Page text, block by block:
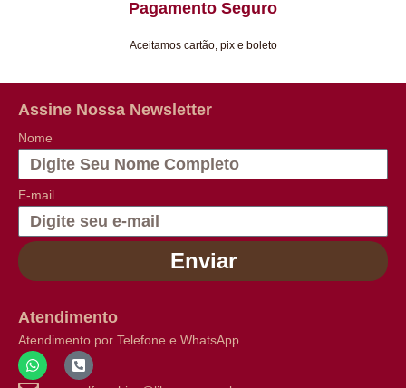
Pagamento Seguro
Aceitamos cartão, pix e boleto
Assine Nossa Newsletter
Nome
E-mail
Enviar
Atendimento
Atendimento por Telefone e WhatsApp